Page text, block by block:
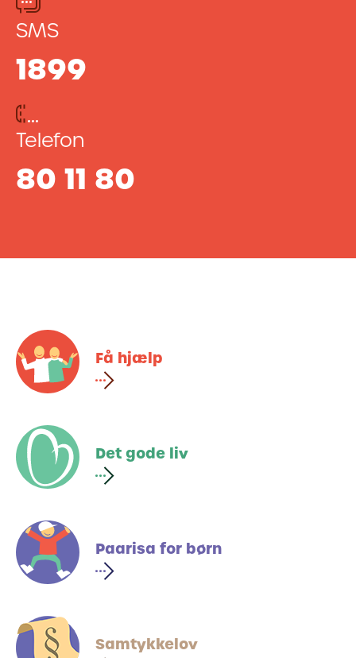
SMS
1899
Telefon
80 11 80
Få hjælp
Det gode liv
Paarisa for børn
Samtykkelov